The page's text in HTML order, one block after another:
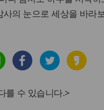
의 눈으로 세상을 바라
를 수 있습니다.>